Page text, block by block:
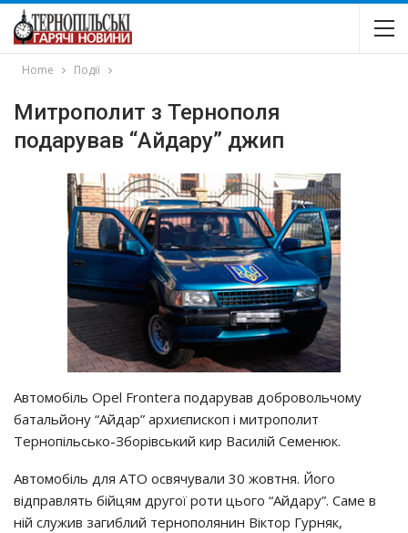
Home Події
Митрополит з Тернополя
подарував “Айдару” джип
Автомобіль Opel Frontera подарував добровольчому
батальйону “Айдар” архиєпископ і митрополит
Тернопільсько-Зборівський кир Василій Семенюк.
Автомобіль для АТО освячували 30 жовтня. Його
відправлять бійцям другої роти цього “Айдару”. Саме в
ній служив загиблий тернополянин Віктор Гурняк,